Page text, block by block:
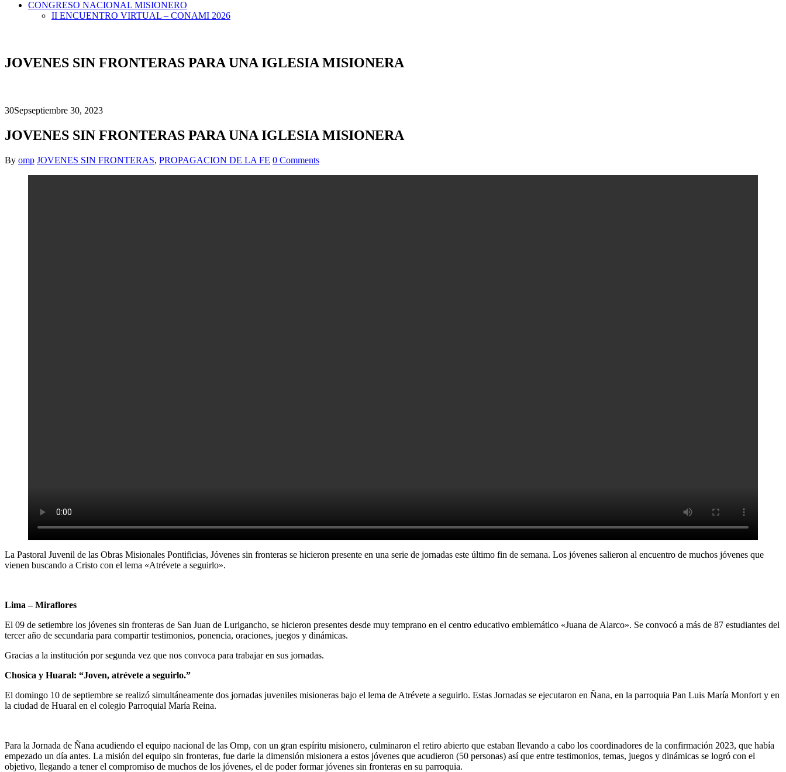
CONGRESO NACIONAL MISIONERO
II ENCUENTRO VIRTUAL – CONAMI 2026
JOVENES SIN FRONTERAS PARA UNA IGLESIA MISIONERA
30Sepseptiembre 30, 2023
JOVENES SIN FRONTERAS PARA UNA IGLESIA MISIONERA
By omp JOVENES SIN FRONTERAS, PROPAGACION DE LA FE 0 Comments
La Pastoral Juvenil de las Obras Misionales Pontificias, Jóvenes sin fronteras se hicieron presente en una serie de jornadas este último fin de semana. Los jóvenes salieron al encuentro de muchos jóvenes que
vienen buscando a Cristo con el lema «Atrévete a seguirlo».
Lima – Miraflores
El 09 de setiembre los jóvenes sin fronteras de San Juan de Lurigancho, se hicieron presentes desde muy temprano en el centro educativo emblemático «Juana de Alarco». Se convocó a más de 87 estudiantes del
tercer año de secundaria para compartir testimonios, ponencia, oraciones, juegos y dinámicas.
Gracias a la institución por segunda vez que nos convoca para trabajar en sus jornadas.
Chosica y Huaral: “Joven, atrévete a seguirlo.”
El domingo 10 de septiembre se realizó simultáneamente dos jornadas juveniles misioneras bajo el lema de Atrévete a seguirlo. Estas Jornadas se ejecutaron en Ñana, en la parroquia Pan Luis María Monfort y en
la ciudad de Huaral en el colegio Parroquial María Reina.
Para la Jornada de Ñana acudiendo el equipo nacional de las Omp, con un gran espíritu misionero, culminaron el retiro abierto que estaban llevando a cabo los coordinadores de la confirmación 2023, que había
empezado un día antes. La misión del equipo sin fronteras, fue darle la dimensión misionera a estos jóvenes que acudieron (50 personas) así que entre testimonios, temas, juegos y dinámicas se logró con el
objetivo, llegando a tener el compromiso de muchos de los jóvenes, el de poder formar jóvenes sin fronteras en su parroquia.